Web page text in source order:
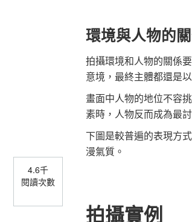
4.6千
閱讀次數
環境與人物的
拍攝環境和人物的關係
意境，最終主體都還是
畫面中人物的地位不容
素時，人物反而成為最
下圖是較普遍的表現方
漫氣質。
拍攝實例